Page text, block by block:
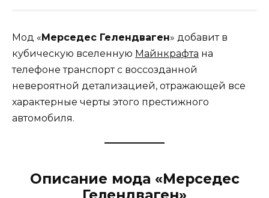
Мод «Мерседес Гелендваген» добавит в
кубическую вселенную Майнкрафта на
телефоне транспорт с воссозданной
невероятной детализацией, отражающей все
характерные черты этого престижного
автомобиля.
Описание мода «Мерседес